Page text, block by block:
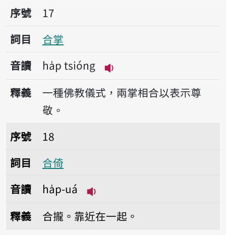
序號17合掌
序號
17
詞目
合掌
音讀
ha̍p tsióng
播放音讀ha̍p tsióng
釋義
一種佛教儀式，兩掌相合以表示尊
敬。
序號18合倚
序號
18
詞目
合倚
音讀
ha̍p-uá
釋義
合攏。靠近在一起。